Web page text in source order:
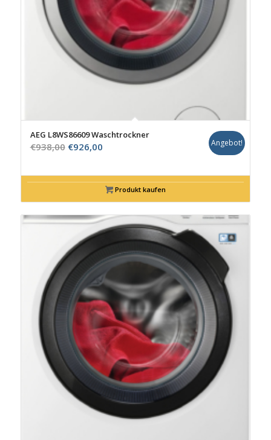
AEG L8WS86609 Waschtrockner
€938,00 Ursprünglicher
war:
€926,00Aktueller
ist:
€926,00.
Angebot!
Produkt kaufen